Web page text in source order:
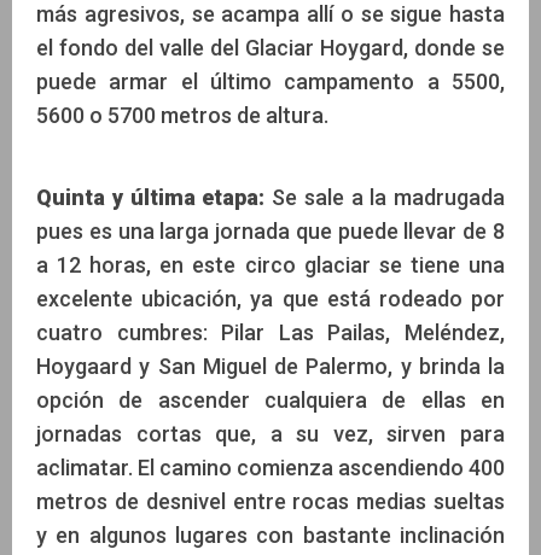
más agresivos, se acampa allí o se sigue hasta
el fondo del valle del Glaciar Hoygard, donde se
puede armar el último campamento a 5500,
5600 o 5700 metros de altura.
Quinta y última etapa: Se sale a la madrugada
pues es una larga jornada que puede llevar de 8
a 12 horas, en este circo glaciar se tiene una
excelente ubicación, ya que está rodeado por
cuatro cumbres: Pilar Las Pailas, Meléndez,
Hoygaard y San Miguel de Palermo, y brinda la
opción de ascender cualquiera de ellas en
jornadas cortas que, a su vez, sirven para
aclimatar. El camino comienza ascendiendo 400
metros de desnivel entre rocas medias sueltas
y en algunos lugares con bastante inclinación